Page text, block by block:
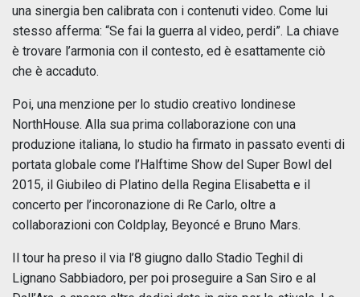
una sinergia ben calibrata con i contenuti video. Come lui
stesso afferma: “Se fai la guerra al video, perdi”. La chiave
è trovare l’armonia con il contesto, ed è esattamente ciò
che è accaduto.
Poi, una menzione per lo studio creativo londinese
NorthHouse. Alla sua prima collaborazione con una
produzione italiana, lo studio ha firmato in passato eventi di
portata globale come l’Halftime Show del Super Bowl del
2015, il Giubileo di Platino della Regina Elisabetta e il
concerto per l’incoronazione di Re Carlo, oltre a
collaborazioni con Coldplay, Beyoncé e Bruno Mars.
Il tour ha preso il via l’8 giugno dallo Stadio Teghil di
Lignano Sabbiadoro, per poi proseguire a San Siro e al